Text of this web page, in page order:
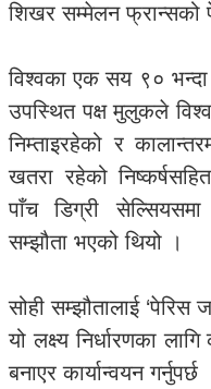
शिखर सम्मेलन फ्रान्सको
विश्वका एक सय ९०
उपस्थित पक्ष मुलुकले
निम्ताइरहेको र
खतरा रहेको
पाँच डिग्री सेल्सियसमा
सम्झौता भएको थियो ।
सोही सम्झौतालाई ‘पेरिस
यो लक्ष्य निर्धारणका
बनाएर कार्यान्वयन गर्नुपर्छ